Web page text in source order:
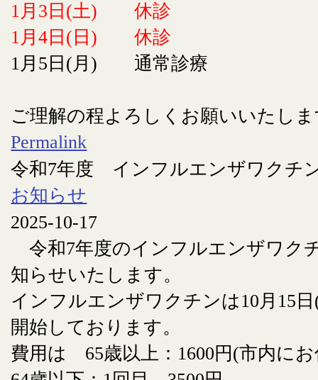
1月3日(土) 休診
1月4日(日) 休診
1月5日(月) 通常診療
ご理解の程よろしくお願いいたし
Permalink
令和7年度 インフルエンザワクチ
お知らせ
2025-10-17
令和7年度のインフルエンザワク
知らせいたします。
インフルエンザワクチンは10月15
開始しております。
費用は 65歳以上：1600円(市内に